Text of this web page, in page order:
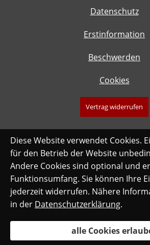
Datenschutz
Erstinformation
Beschwerden
Cookies
Vertrag widerrufen
Diese Website verwendet Cookies.
für den Betrieb der Website
Andere Cookies sind optional und
Funktionsumfang. Sie können Ihre
jederzeit widerrufen. Nähere
in der Datenschutzerklärung.
alle Cookies